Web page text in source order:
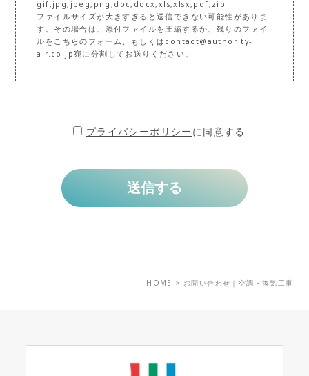
gif,jpg,jpeg,png,doc,docx,xls,xlsx,pdf,zip
ファイルサイズが大きすぎると送信できない可能性がありま
す。その場合は、添付ファイルを圧縮するか、残りのファイ
ルをこちらのフォーム、もしくはcontact@authority-
air.co.jp宛に分割してお送りください。
プライバシーポリシー に同意する
HOME > お問い合わせ｜空調・換気工事